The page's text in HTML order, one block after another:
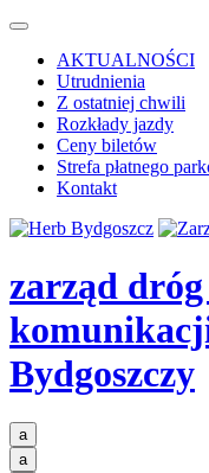
AKTUALNOŚCI
Utrudnienia
Z ostatniej chwili
Rozkłady jazdy
Ceny biletów
Strefa płatnego
Kontakt
zarząd
Bydgoszczy
a
a